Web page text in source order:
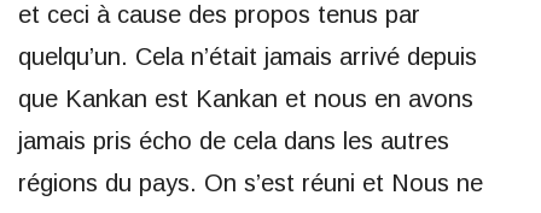
et ceci à cause des propos tenus par
quelqu’un. Cela n’était jamais arrivé depuis
que Kankan est Kankan et nous en avons
jamais pris écho de cela dans les autres
régions du pays. On s’est réuni et Nous ne